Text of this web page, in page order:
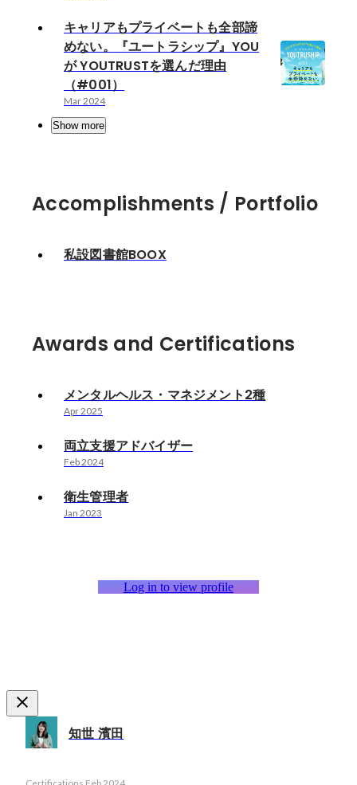
キャリアもプライベートも全部諦
めない。『ユートラシップ』YOU
が YOUTRUSTを選んだ理由
（#001）
Mar 2024
Show more
Accomplishments / Portfolio
私設図書館BOOX
Awards and Certifications
メンタルヘルス・マネジメント2種
Apr 2025
両立支援アドバイザー
Feb 2024
衛生管理者
Jan 2023
Log in to view profile
知世 濱田